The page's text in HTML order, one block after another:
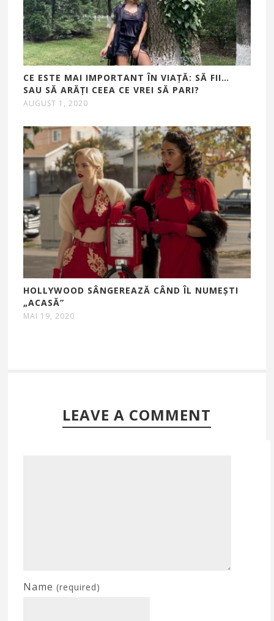
CE ESTE MAI IMPORTANT ÎN VIAŢĂ: SĂ FII…
SAU SĂ ARĂȚI CEEA CE VREI SĂ PARI?
AUGUST 1, 2020
HOLLYWOOD SÂNGEREAZĂ CÂND ÎL NUMEȘTI
„ACASĂ”
MAI 19, 2020
LEAVE A COMMENT
Name(required)